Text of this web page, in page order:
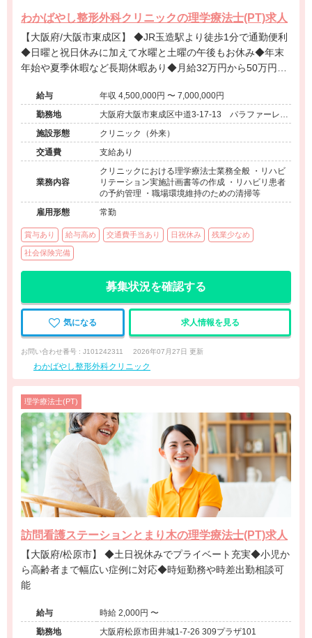
わかばやし整形外科クリニックの理学療法士(PT)求人
【大阪府/大阪市東成区】 ◆JR玉造駅より徒歩1分で通勤便利
◆日曜と祝日休みに加えて水曜と土曜の午後もお休み◆年末
年始や夏季休暇など長期休暇あり◆月給32万円から50万円の
給与
年収 4,500,000円 〜 7,000,000円
勤務地
大阪府大阪市東成区中道3-17-13 パラファーレ・
玉造1F
施設形態
クリニック（外来）
交通費
支給あり
業務内容
クリニックにおける理学療法士業務全般 ・リハビ
リテーション実施計画書等の作成 ・リハビリ患者
の予約管理 ・職場環境維持のための清掃等
雇用形態
常勤
賞与あり 給与高め 交通費手当あり 日祝休み 残業少なめ
社会保険完備
募集状況を確認する
気になる 求人情報を見る
お問い合わせ番号 : J101242311 2026年07月27日 更新
わかばやし整形外科クリニック
理学療法士(PT)
訪問看護ステーションとまり木の理学療法士(PT)求人
【大阪府/松原市】 ◆土日祝休みでプライベート充実◆小児か
ら高齢者まで幅広い症例に対応◆時短勤務や時差出勤相談可
能
給与
時給 2,000円 〜
勤務地
大阪府松原市田井城1-7-26 309プラザ101